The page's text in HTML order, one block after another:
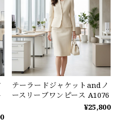
テーラードジャケットandノ
ースリーブワンピース A1076
¥25,800